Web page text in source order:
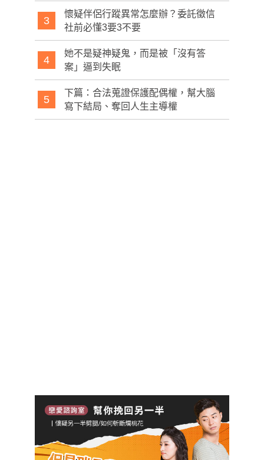
3
懷疑伴侶行蹤異常怎麼辦？委託徵信
社前必懂3要3不要
4
她不是疑神疑鬼，而是被「沒有答
案」逼到失眠
5
下篇：合法蒐證保護配偶權，幫大腦
寫下結局、奪回人生主導權